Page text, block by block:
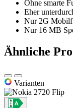
Ohne smarte
Eher
Nur 2G
Nur 16 MB
Ähnliche
Varianten